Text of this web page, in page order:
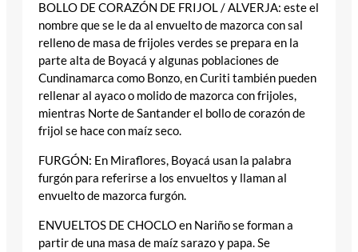
BOLLO DE CORAZÓN DE FRIJOL / ALVERJA: este el
nombre que se le da al envuelto de mazorca con sal
relleno de masa de frijoles verdes se prepara en la
parte alta de Boyacá y algunas poblaciones de
Cundinamarca como Bonzo, en Curiti también pueden
rellenar al ayaco o molido de mazorca con frijoles,
mientras Norte de Santander el bollo de corazón de
frijol se hace con maíz seco.
FURGÓN: En Miraflores, Boyacá usan la palabra
furgón para referirse a los envueltos y llaman al
envuelto de mazorca furgón.
ENVUELTOS DE CHOCLO en Nariño se forman a
partir de una masa de maíz sarazo y papa. Se